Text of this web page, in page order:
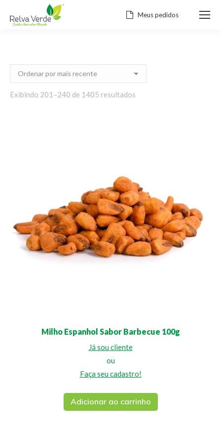
Meus pedidos
Exibindo 201–240 de 1405 resultados
Milho Espanhol Sabor Barbecue 100g
Já sou cliente
ou
Faça seu cadastro!
Adicionar ao carrinho